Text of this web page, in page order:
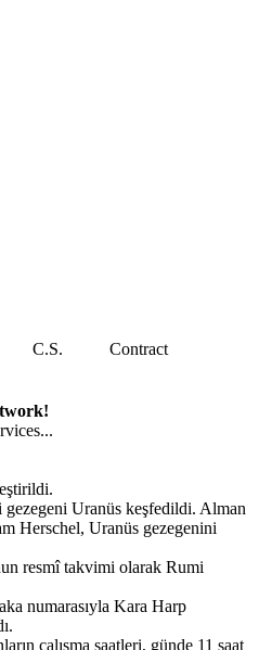
C.S. Contract
Uranüs keşfedildi. Alman
Herschel, Uranüs gezegenini
resmî takvimi olarak Rumi
numarasıyla Kara Harp
çalışma saatleri, günde 11 saat